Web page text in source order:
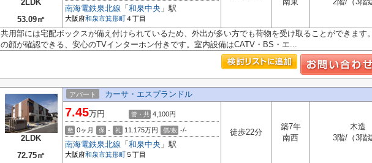
2LDK
53.09㎡
南海電鉄泉北線 「 和泉中央 」駅
大阪府和泉市箕形町４丁目
共用部には宅配ボックスが備え付けられているため、外出が多い方でも荷物を受け取ることができます
の顔が確認できる、安心のTVインターホン付きです。室内設備はCATV・BS・エ...
2LDK
72.75㎡
アパート カーサ・エスプランドル
7.45万円 管・共 4,100円
敷 0ヶ月 保 - 礼 11.175万円 償/敷 -/-
南海電鉄泉北線 「 和泉中央 」駅
大阪府和泉市箕形町 ５丁目
徒歩22分
築7年
南西
木造
3階/（3階